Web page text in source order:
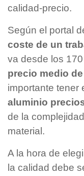
calidad-precio.
Según el portal
coste de un
va desde los
precio medio
importante tener
aluminio
de la
material.
A la hora de
la calidad debe